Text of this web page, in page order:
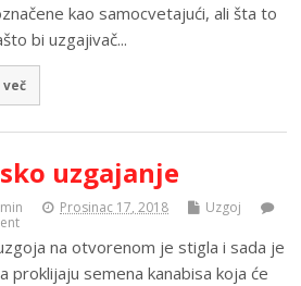
kao samocvetajući, ali šta to
bi uzgajivač...
več
uzgajanje
Prosinac 17, 2018
Uzgoj
na otvorenom je stigla i sada je
proklijaju semena kanabisa koja će